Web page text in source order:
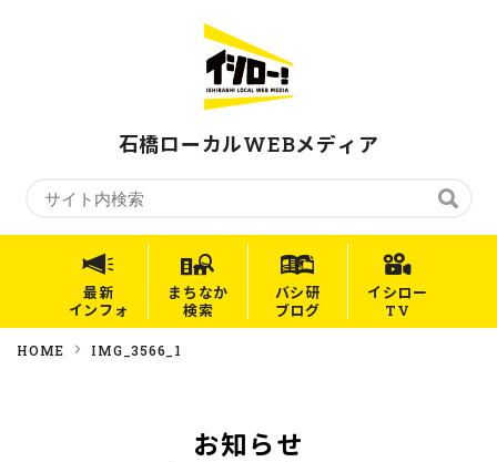
石橋ローカルWEBメディア
最新
インフォ
まちなか
検索
バシ研
ブログ
イシロー
TV
HOME IMG_3566_1
お知らせ